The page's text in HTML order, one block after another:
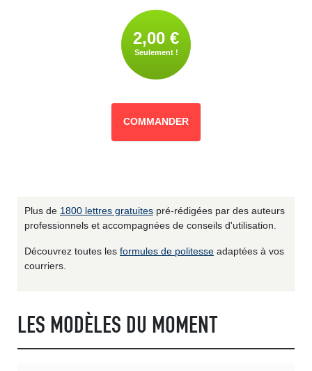
2,00 €
Seulement !
COMMANDER
Plus de 1800 lettres gratuites pré-rédigées par des auteurs
professionnels et accompagnées de conseils d'utilisation.
Découvrez toutes les formules de politesse adaptées à vos
courriers.
LES MODÈLES DU MOMENT